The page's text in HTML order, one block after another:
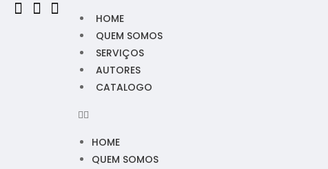
HOME
QUEM SOMOS
SERVIÇOS
AUTORES
CATALOGO
HOME
QUEM SOMOS